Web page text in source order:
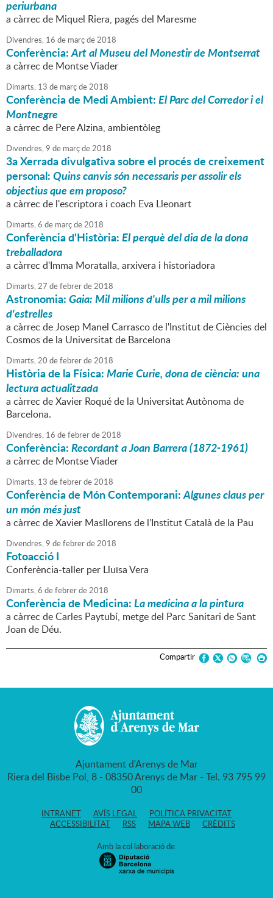
periurbana
a càrrec de Miquel Riera, pagés del Maresme
Divendres, 16 de marçde2018
Conferència:Art al Museu del Monestir de Montserrat
a càrrec de Montse Viader
Dimarts, 13 de marçde2018
Conferència de Medi Ambient:El Parc del Corredor i el
Montnegre
a càrrec de Pere Alzina, ambientòleg
Divendres,9 de marçde2018
3a Xerrada divulgativa sobre el procés de creixement
personal:Quins canvis són necessaris per assolir els
objectius que em proposo?
a càrrec de l'escriptora i coach Eva Lleonart
Dimarts,6 de marçde2018
Conferència d'Història:El perquè del dia de la dona
treballadora
a càrrec d'Imma Moratalla, arxivera i historiadora
Dimarts,27 defebrerde2018
Astronomia:Gaia: Mil milions d'ulls per a mil milions
d'estrelles
a càrrec de Josep Manel Carrasco de l'Institut de Ciències del
Cosmos de la Universitat de Barcelona
Dimarts,20 defebrerde2018
Història de la Física:Marie Curie, dona de ciència: una
lectura actualitzada
a càrrec de Xavier Roqué de la Universitat Autònoma de
Barcelona.
Divendres, 16 defebrerde2018
Conferència:Recordant a Joan Barrera (1872-1961)
a càrrec de Montse Viader
Dimarts, 13 defebrerde2018
Conferència de Món Contemporani:Algunes claus per
un món més just
a càrrec de Xavier Masllorens de l'Institut Català de la Pau
Divendres,9 defebrerde2018
Fotoacció I
Conferència-taller per Lluïsa Vera
Dimarts,6 defebrerde2018
Conferència de Medicina:La medicina a la pintura
a càrrec de Carles Paytubí, metge del Parc Sanitari de Sant
Joan de Déu.
Compartir
Ajuntament d'Arenys de Mar
Riera del Bisbe Pol, 8 - 08350 Arenys de Mar - Tel. 93 795 99
00
INTRANET AVÍS LEGAL
POLÍTICA PRIVACITAT
ACCESSIBILITAT
RSS MAPA WEB CRÈDITS
Amb la col·laboració de: